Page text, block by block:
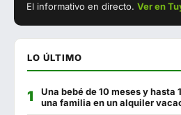
Malabata
Séptimo Arte
Los Hermanitos
EN DIRECTO
El informativo en directo. Ver en
LO ÚLTIMO
Una bebé de 10 meses y hasta
una familia en un alquiler